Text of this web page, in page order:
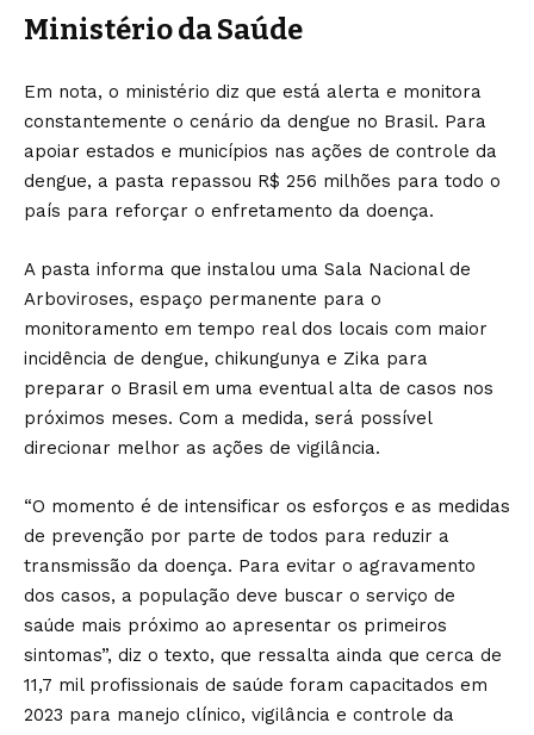
Ministério da Saúde
Em nota, o ministério diz que está alerta e monitora
constantemente o cenário da dengue no Brasil. Para
apoiar estados e municípios nas ações de controle da
dengue, a pasta repassou R$ 256 milhões para todo o
país para reforçar o enfretamento da doença.
A pasta informa que instalou uma Sala Nacional de
Arboviroses, espaço permanente para o
monitoramento em tempo real dos locais com maior
incidência de dengue, chikungunya e Zika para
preparar o Brasil em uma eventual alta de casos nos
próximos meses. Com a medida, será possível
direcionar melhor as ações de vigilância.
“O momento é de intensificar os esforços e as medidas
de prevenção por parte de todos para reduzir a
transmissão da doença. Para evitar o agravamento
dos casos, a população deve buscar o serviço de
saúde mais próximo ao apresentar os primeiros
sintomas”, diz o texto, que ressalta ainda que cerca de
11,7 mil profissionais de saúde foram capacitados em
2023 para manejo clínico, vigilância e controle da